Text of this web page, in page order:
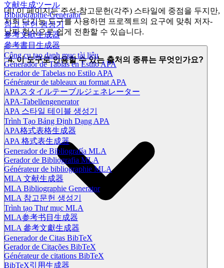
文献生成ツール
Bibliographie-Generator
참고 문헌 생성기
参考文献生成器
參考書目生成器
Công cụ tạo danh mục tài liệu
Generador de Tablas en Estilo APA
Gerador de Tabelas no Estilo APA
Générateur de tableaux au format APA
APAスタイルテーブルジェネレーター
APA-Tabellengenerator
APA 스타일 테이블 생성기
Trình Tạo Bảng Định Dạng APA
APA格式表格生成器
APA 格式表生成器
Generador de Bibliografía MLA
Gerador de Bibliografia MLA
Générateur de bibliographie MLA
MLA 文献生成器
MLA Bibliographie Generator
MLA 참고문헌 생성기
Trình tạo Thư mục MLA
MLA参考书目生成器
MLA 參考文獻生成器
Generador de Citas BibTeX
Gerador de Citações BibTeX
Générateur de citations BibTeX
BibTeX引用生成器
네! 이 페이지는 주석-참고문헌(각주) 스타일에 중점을 두지만,
저희 다기능 도구를 사용하면 프로젝트의 요구에 맞춰 저자-
날짜 형식으로 쉽게 전환할 수 있습니다.
4. 이 도구로 인용할 수 있는 출처의 종류는 무엇인가요?